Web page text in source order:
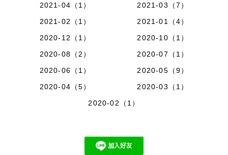
2021-04（1）
2021-03（7）
2021-02（1）
2021-01（4）
2020-12（1）
2020-10（1）
2020-08（2）
2020-07（1）
2020-06（1）
2020-05（9）
2020-04（5）
2020-03（1）
2020-02（1）